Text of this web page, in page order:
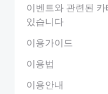
이벤트와 관련된
있습니다
이용가이드
이용법
이용안내